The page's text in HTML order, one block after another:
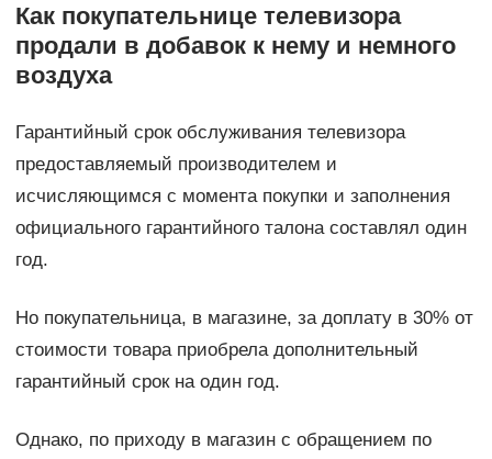
Как покупательнице телевизора
продали в добавок к нему и немного
воздуха
Гарантийный срок обслуживания телевизора
предоставляемый производителем и
исчисляющимся с момента покупки и заполнения
официального гарантийного талона составлял один
год.
Но покупательница, в магазине, за доплату в 30% от
стоимости товара приобрела дополнительный
гарантийный срок на один год.
Однако, по приходу в магазин с обращением по